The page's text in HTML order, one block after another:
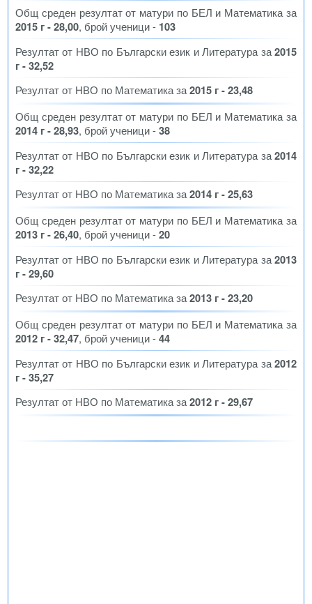
Общ среден резултат от матури по БЕЛ и Математика за
2015 г - 28,00, брой ученици - 103
Резултат от НВО по Български език и Литература за2015
г - 32,52
Резултат от НВО по Математика за2015 г - 23,48
Общ среден резултат от матури по БЕЛ и Математика за
2014 г - 28,93, брой ученици -38
Резултат от НВО по Български език и Литература за2014
г - 32,22
Резултат от НВО по Математика за2014 г - 25,63
Общ среден резултат от матури по БЕЛ и Математика за
2013 г - 26,40, брой ученици -20
Резултат от НВО по Български език и Литература за2013
г - 29,60
Резултат от НВО по Математика за2013 г - 23,20
Общ среден резултат от матури по БЕЛ и Математика за
2012 г - 32,47, брой ученици -44
Резултат от НВО по Български език и Литература за2012
г - 35,27
Резултат от НВО по Математика за2012 г - 29,67